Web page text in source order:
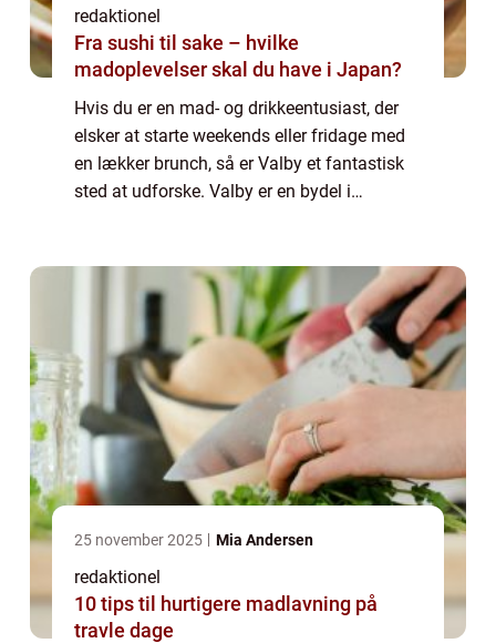
redaktionel
Fra sushi til sake – hvilke
madoplevelser skal du have i Japan?
Hvis du er en mad- og drikkeentusiast, der
elsker at starte weekends eller fridage med
en lækker brunch, så er Valby et fantastisk
sted at udforske. Valby er en bydel i
25 november 2025 Mia Andersen
redaktionel
10 tips til hurtigere madlavning på
travle dage